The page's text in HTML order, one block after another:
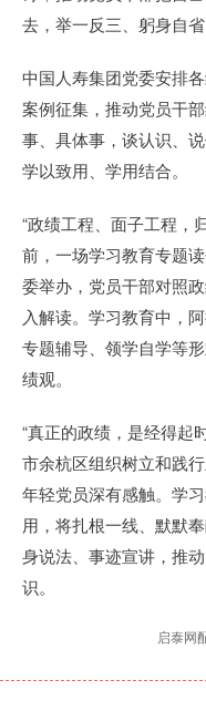
去，举一反三、躬身自
中国人寿集团党委安排
案例征集，推动党员干
事、具体事，谈认识、
学以致用、学用结合。
“政绩工程、面子工程
前，一场学习教育专题
委举办，党员干部对照
入解读。学习教育中，
专题辅导、领学自学等
绩观。
“真正的政绩，是经得起
市余杭区组织树立和践
年轻党员深有感触。学
用，将扎根一线、默默
身说法、事迹宣讲，推
识。
启泰网